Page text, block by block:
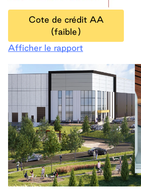
Cote de crédit AA
(faible)
Afficher le rapport